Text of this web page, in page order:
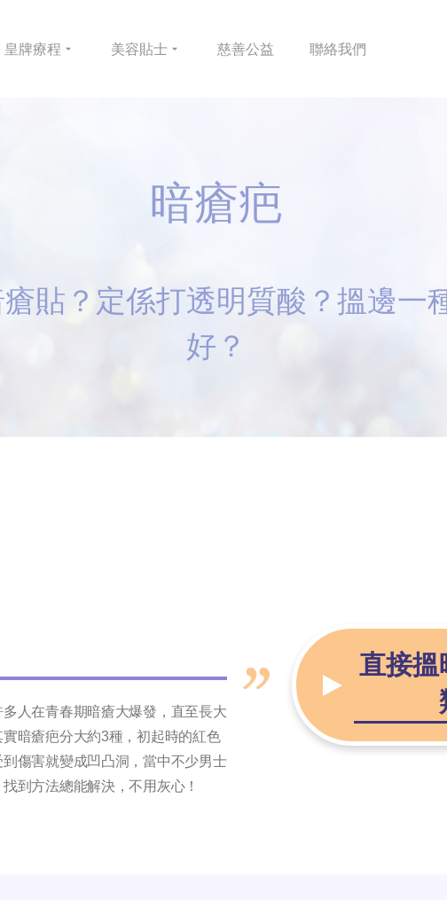
皇牌療程 美容貼士 慈善公益 聯絡我們
暗瘡疤
瘡貼？定係打透明質酸？搵邊
好？
人在青春期暗瘡大爆發，直至長大
暗瘡疤分大約3種，初起時的紅色
傷害就變成凹凸洞，當中不少男士
到方法總能解決，不用灰心！
直接搵